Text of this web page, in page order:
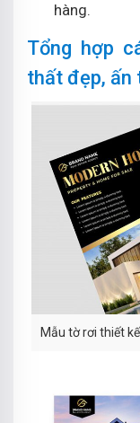
hàng.
Tổng hợp
thất đẹp, ấn
Mẫu tờ rơi thiết